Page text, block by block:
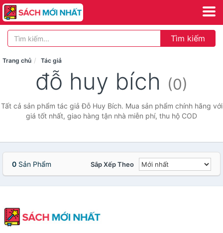
Tìm kiếm
Trang chủ Tác giả
đỗ huy bích (0)
Tất cả sản phẩm tác giả Đỗ Huy Bích. Mua sản phẩm chính hãng với
giá tốt nhất, giao hàng tận nhà miễn phí, thu hộ COD
0 Sản Phẩm Sắp Xếp Theo